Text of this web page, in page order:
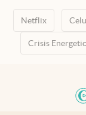
Netflix
Crisis